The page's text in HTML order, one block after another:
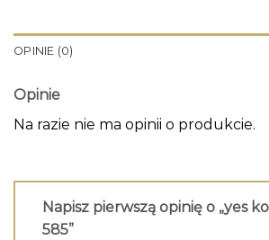
OPINIE (0)
Opinie
Na razie nie ma opinii o produkcie.
Napisz pierwszą opinię o „yes
585”